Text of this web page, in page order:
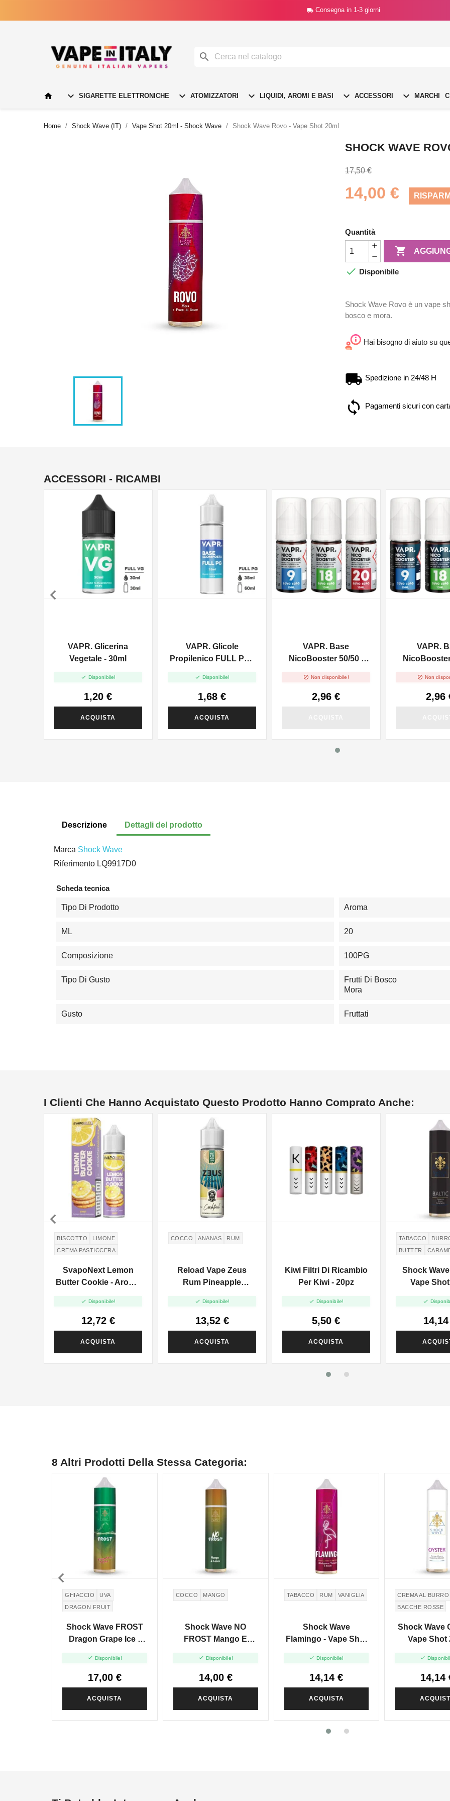
 Consegna in 1-3 giorni

  SIGARETTE ELETTRONICHE  ATOMIZZATORI  LIQUIDI, AROMI E BASI  ACCESSORI  MARCHI
Home Shock Wave (IT) Vape Shot 20ml - Shock Wave Shock Wave Rovo - Vape Shot 20ml
SHOCK WAVE
17,50 €
14,00 €
Quantità

 Disponibile
Shock Wave Rovo è un vape
bosco e mora.
Hai bisogno di aiuto su
Spedizione in 24/48 H
Pagamenti sicuri con
ACCESSORI - RICAMBI
VAPR. Glicerina
Vegetale - 30ml
 Disponibile!
1,20 €
ACQUISTA
VAPR. Glicole
Propilenico FULL PG -
 Disponibile!
1,68 €
ACQUISTA
VAPR. Base
NicoBooster 50/50 -
 Non disponibile!
2,96 €
VAPR.
 Non
2,96

Descrizione Dettagli del prodotto
Marca Shock Wave
Riferimento LQ9917D0
Scheda tecnica
Tipo Di Prodotto Aroma
ML 20
Composizione 100PG
Tipo Di Gusto
Frutti Di Bosco
Mora
Gusto Fruttati
I Clienti Che Hanno Acquistato Questo Prodotto Hanno Comprato Anche:
BISCOTTO
LIMONE
CREMA PASTICCERA
SvapoNext Lemon
Butter Cookie - Aroma
 Disponibile!
12,72 €
ACQUISTA
COCCO ANANAS RUM
Reload Vape Zeus
Rum Pineapple
Shot - 20 Ml
 Disponibile!
13,52 €
ACQUISTA
Kiwi Filtri Di Ricambio
Per Kiwi - 20pz
 Disponibile!
5,50 €
ACQUISTA
TABACCO
BUTTER
Shock
Vape Shot


8 Altri Prodotti Della Stessa Categoria:
GHIACCIO
UVA
DRAGON FRUIT
Shock Wave FROST
Dragon Grape Ice -
 Disponibile!
17,00 €
ACQUISTA
COCCO MANGO
Shock Wave NO
FROST Mango E
20ml
 Disponibile!
14,00 €
ACQUISTA
TABACCO RUM VANIGLIA
Shock Wave
Flamingo - Vape Shot
 Disponibile!
14,14 €
ACQUISTA
CREMA AL BURRO
BACCHE ROSSE
Shock Wave
Vape Shot

14,14
